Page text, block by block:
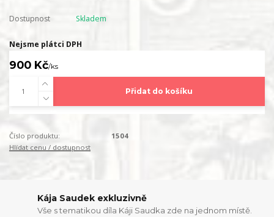
Dostupnost Skladem
Nejsme plátci DPH
900 Kč/ks
Přidat do košíku
Číslo produktu:
1504
Hlídat cenu / dostupnost
Kája Saudek exkluzivně
Vše s tematikou díla Káji Saudka zde na jednom místě.